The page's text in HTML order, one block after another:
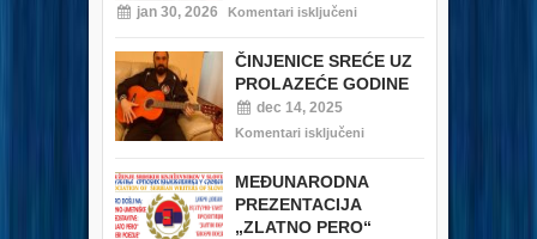
jan 30, 2026 Komentari isključeni
ČINJENICE SREĆE UZ
PROLAZEĆE GODINE
dec 14, 2025
Komentari isključeni
MEĐUNARODNA
PREZENTACIJA
„ZLATNO PERO“